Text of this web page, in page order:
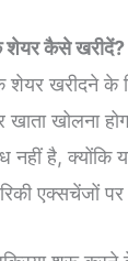
शेयर कैसे खरीदें?
शेयर खरीदने के
खाता खोलना
है, क्योंकि
एक्सचेंजों